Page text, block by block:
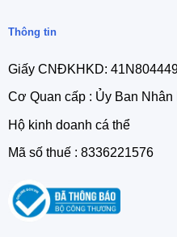
Thông tin
Giấy CNĐKHKD:
Cơ Quan cấp : Ủy Ban
Hộ kinh doanh cá thể
Mã số thuế : 8336221576